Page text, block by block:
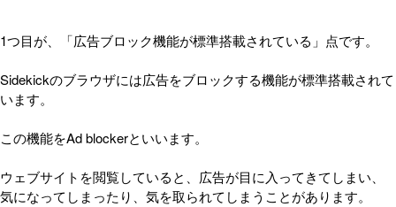
1つ目が、「広告ブロック機能が標準搭載されている」点です。
Sidekickのブラウザには広告をブロックする機能が標準搭載されて
います。
この機能をAd blockerといいます。
ウェブサイトを閲覧していると、広告が目に入ってきてしまい、
気になってしまったり、気を取られてしまうことがあります。